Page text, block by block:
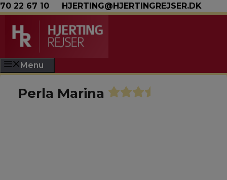
Hop til indhold
70 22 67 10 HJERTING@HJERTINGREJSER.DK
Menu
Perla Marina